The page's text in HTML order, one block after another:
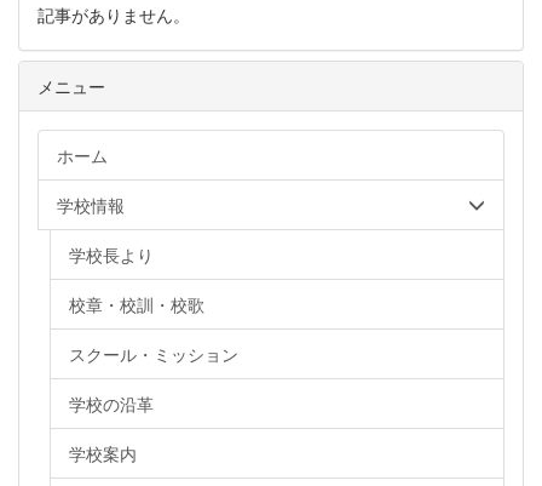
記事がありません。
メニュー
ホーム
学校情報
学校長より
校章・校訓・校歌
スクール・ミッション
学校の沿革
学校案内